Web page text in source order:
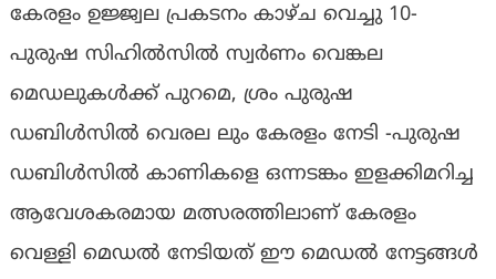
കേരളം ഉജ്ജ്വല പ്രകടനം കാഴ്‌ച വെച്ചു 10-
പുരുഷ സിഹിൽസിൽ സ്വർണം വെങ്കല
മെഡലുകൾക്ക് പുറമെ, ശ്രം പുരുഷ
ഡബിൾസിൽ വെരല ലും കേരളം നേടി -പുരുഷ
ഡബിൾസിൽ കാണികളെ ഒന്നടങ്കം ഇളക്കിമറിച്ച
ആവേശകരമായ മത്സരത്തിലാണ് കേരളം
വെള്ളി മെഡൽ നേടിയത് ഈ മെഡൽ നേട്ടങ്ങൾ